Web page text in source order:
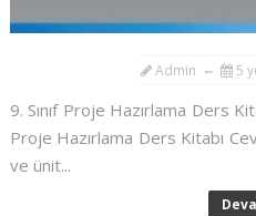
Admin 5
9. Sınıf Proje Hazırlama Ders
Proje Hazırlama Ders Kitabı
ve ünit...